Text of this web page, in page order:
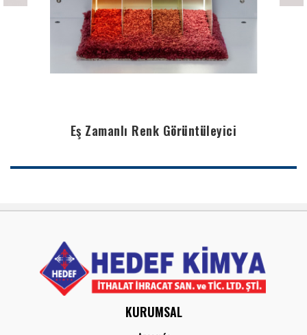
Eş Zamanlı Renk Görüntüleyici
KURUMSAL